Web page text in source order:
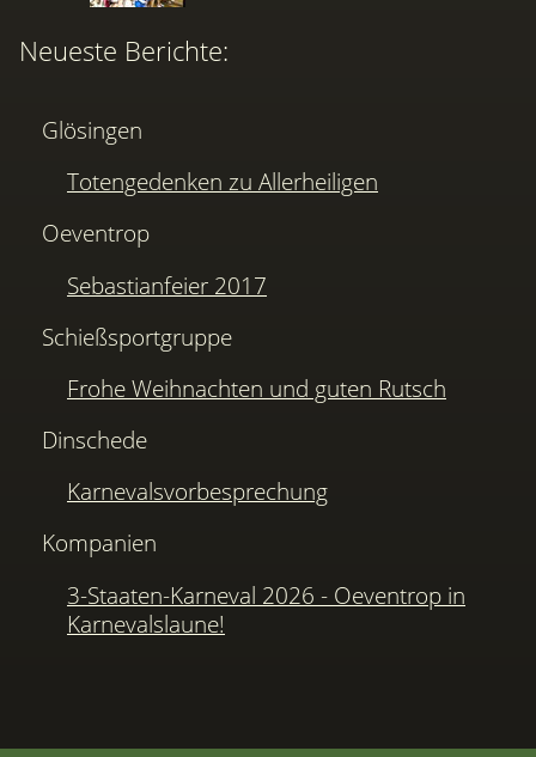
Neueste Berichte:
Glösingen
Totengedenken zu Allerheiligen
Oeventrop
Sebastianfeier 2017
Schießsportgruppe
Frohe Weihnachten und guten Rutsch
Dinschede
Karnevalsvorbesprechung
Kompanien
3-Staaten-Karneval 2026 - Oeventrop in
Karnevalslaune!